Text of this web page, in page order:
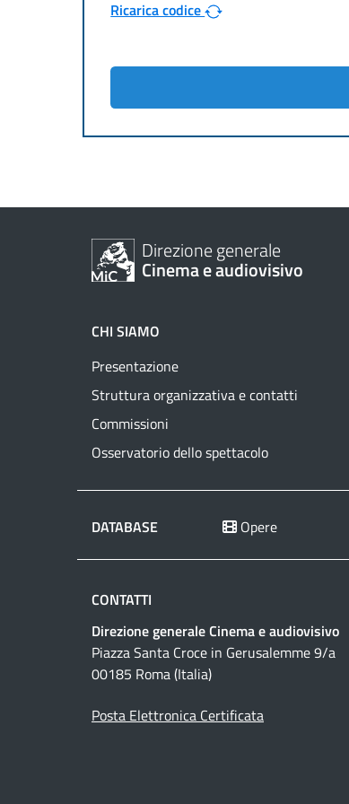
Ricarica codice
Direzione generale
Cinema e audiovisivo
CHI SIAMO
Presentazione
Struttura organizzativa e contatti
Commissioni
Osservatorio dello spettacolo
DATABASE Opere
CONTATTI
Direzione generale Cinema e audiovisivo
Piazza Santa Croce in Gerusalemme 9/a
00185 Roma (Italia)
Posta Elettronica Certificata